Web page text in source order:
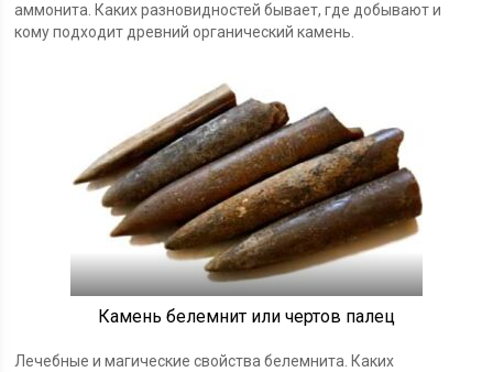
аммонита. Каких разновидностей бывает, где добывают и
кому подходит древний органический камень.
Камень белемнит или чертов палец
Лечебные и магические свойства белемнита. Каких